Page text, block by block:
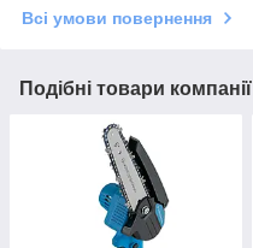
Всі умови повернення
Подібні товари компанії